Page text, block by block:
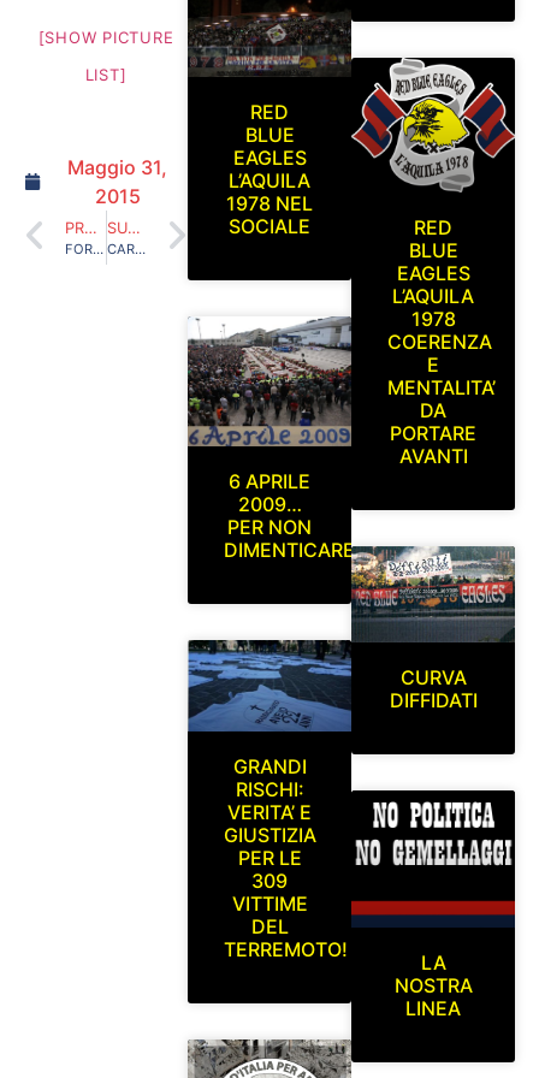
[SHOW PICTURE
LIST]
Maggio 31,
2015
PRECEDENTE
FORLI’-L’AQUILA SABATO 6 DICEMBRE 2014
SUCCESSIVO
CARRARESE-L’AQUILA DOMENICA 22 MARZO 2015
RED
BLUE
EAGLES
L’AQUILA
1978 NEL
SOCIALE
6 APRILE
2009…
PER NON
DIMENTICARE
GRANDI
RISCHI:
VERITA’ E
GIUSTIZIA
PER LE
309
VITTIME
DEL
TERREMOTO!
RED
BLUE
EAGLES
L’AQUILA
1978
COERENZA
E
MENTALITA’
DA
PORTARE
AVANTI
CURVA
DIFFIDATI
LA
NOSTRA
LINEA